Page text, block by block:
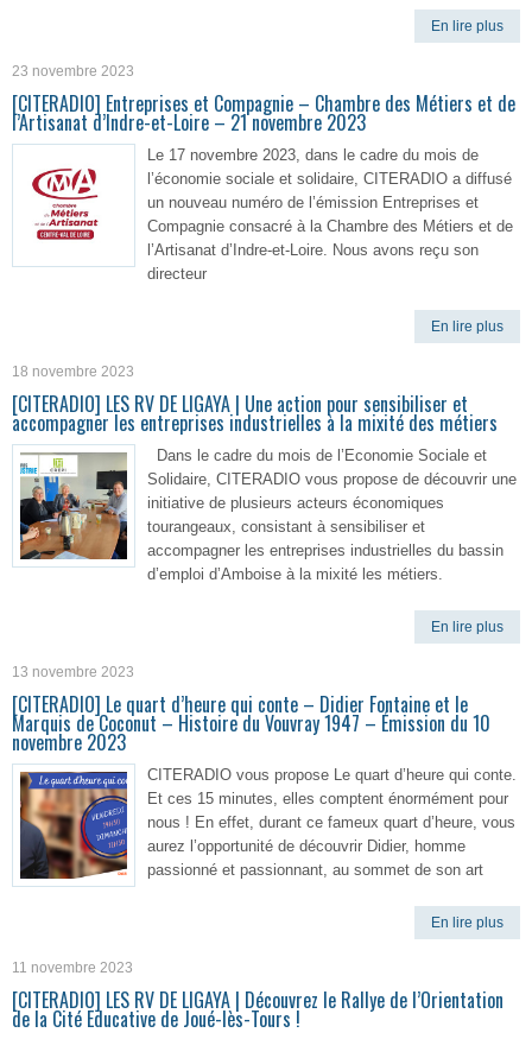
En lire plus
23 novembre 2023
[CITERADIO] Entreprises et Compagnie – Chambre des Métiers et de
l’Artisanat d’Indre-et-Loire – 21 novembre 2023
Le 17 novembre 2023, dans le cadre du mois de
l’économie sociale et solidaire, CITERADIO a diffusé
un nouveau numéro de l’émission Entreprises et
Compagnie consacré à la Chambre des Métiers et de
l’Artisanat d’Indre-et-Loire. Nous avons reçu son
directeur
En lire plus
18 novembre 2023
[CITERADIO] LES RV DE LIGAYA | Une action pour sensibiliser et
accompagner les entreprises industrielles à la mixité des métiers
Dans le cadre du mois de l’Economie Sociale et
Solidaire, CITERADIO vous propose de découvrir une
initiative de plusieurs acteurs économiques
tourangeaux, consistant à sensibiliser et
accompagner les entreprises industrielles du bassin
d’emploi d’Amboise à la mixité les métiers.
En lire plus
13 novembre 2023
[CITERADIO] Le quart d’heure qui conte – Didier Fontaine et le
Marquis de Coconut – Histoire du Vouvray 1947 – Émission du 10
novembre 2023
CITERADIO vous propose Le quart d’heure qui conte.
Et ces 15 minutes, elles comptent énormément pour
nous ! En effet, durant ce fameux quart d’heure, vous
aurez l’opportunité de découvrir Didier, homme
passionné et passionnant, au sommet de son art
En lire plus
11 novembre 2023
[CITERADIO] LES RV DE LIGAYA | Découvrez le Rallye de l’Orientation
de la Cité Educative de Joué-lès-Tours !